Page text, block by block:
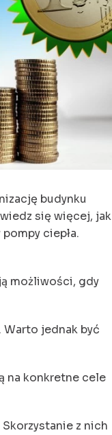
budynku
się więcej, jak
ciepła.
możliwości, gdy
jednak być
na konkretne cele
z nich